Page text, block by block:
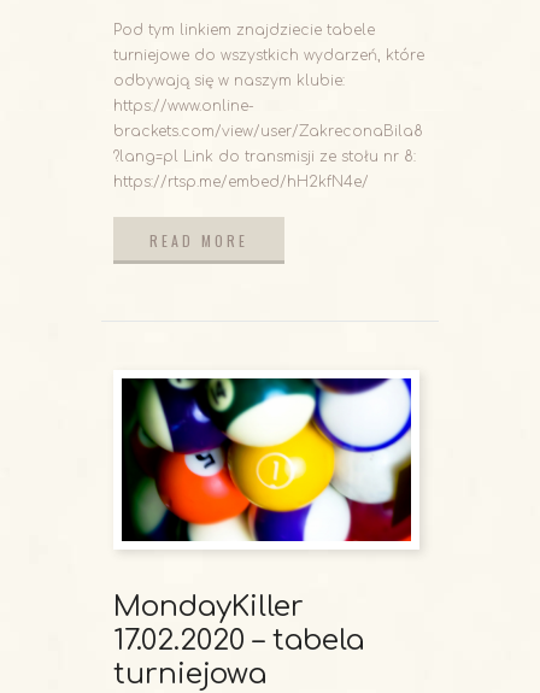
Pod tym linkiem znajdziecie tabele
turniejowe do wszystkich wydarzeń, które
odbywają się w naszym klubie:
https://www.online-
brackets.com/view/user/ZakreconaBila8
?lang=pl Link do transmisji ze stołu nr 8:
https://rtsp.me/embed/hH2kfN4e/
READ MORE
MondayKiller
17.02.2020 – tabela
turniejowa